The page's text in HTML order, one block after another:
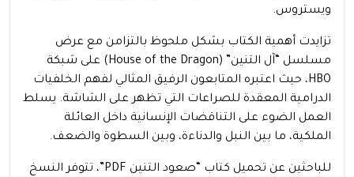
ويستروس.
تزايدت أهمية الكتاب بشكل ملحوظ بالتزامن مع عرض
مسلسل “آل التنين” (House of the Dragon) على شبكة
HBO، حيث اعتبره المتابعون الرفيق المثالي لفهم الخلفيات
الدرامية المعقدة للصراعات التي تظهر على الشاشة. يسلط
العمل الضوء على التناقضات الإنسانية داخل العائلة
الملكية، ما بين النبل والدناءة، وبين السطوة والضعف.
للباحثين عن تحميل كتاب “صعود التنين PDF”، تتوفر النسخ